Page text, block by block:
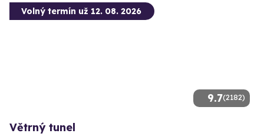
9.7(2182)
Volný termín už 12. 08. 2026
Větrný tunel